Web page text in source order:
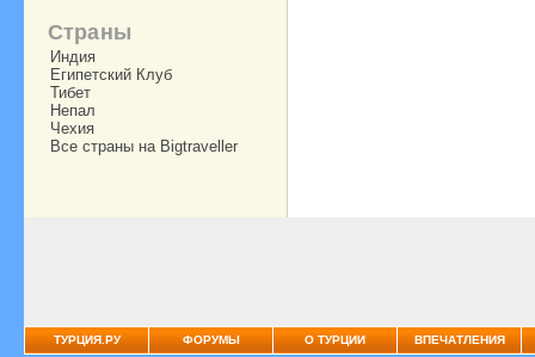
Страны
Индия
Египетский Клуб
Тибет
Непал
Чехия
Все страны на Bigtraveller
ТУРЦИЯ.РУ ФОРУМЫ О ТУРЦИИ ВПЕЧАТЛЕНИЯ